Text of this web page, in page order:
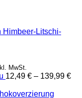
Himbeer-Litschi-
MwSt.
12,49 € – 139,99 €